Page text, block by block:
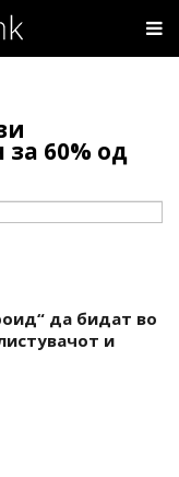
за 60% од
да бидат во
и